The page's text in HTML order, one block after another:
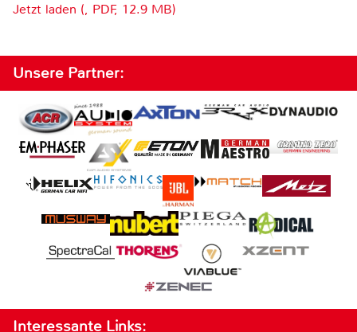
Jetzt laden (, PDF, 12.9 MB)
Unsere Partner:
Interessante Links: